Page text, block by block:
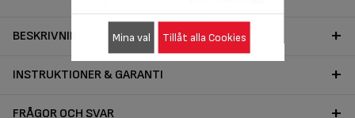
BESKRIVNING
INSTRUKTIONER & GARANTI
FRÅGOR OCH SVAR
Mina val Tillåt alla Cookies